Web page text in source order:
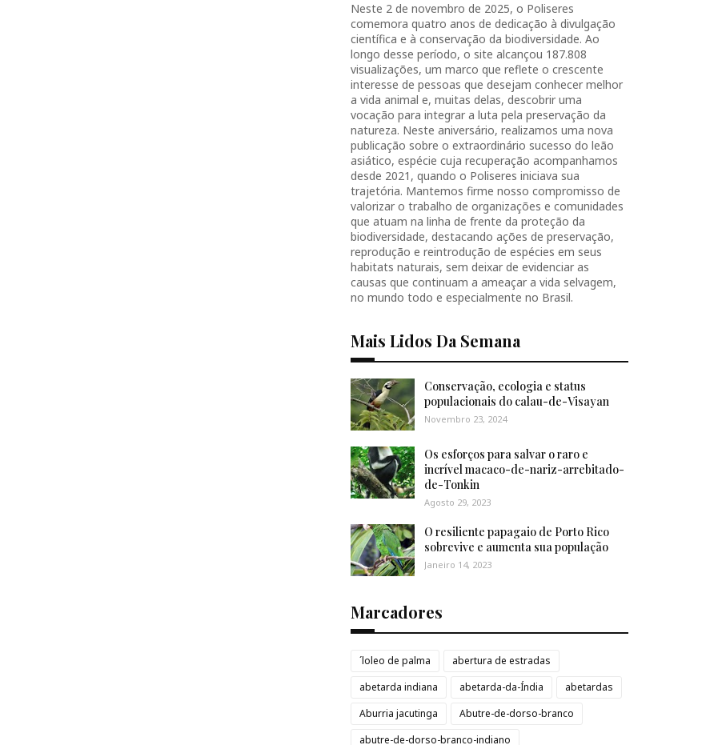
Neste 2 de novembro de 2025, o Poliseres
comemora quatro anos de dedicação à divulgação
científica e à conservação da biodiversidade. Ao
longo desse período, o site alcançou 187.808
visualizações, um marco que reflete o crescente
interesse de pessoas que desejam conhecer melhor
a vida animal e, muitas delas, descobrir uma
vocação para integrar a luta pela preservação da
natureza. Neste aniversário, realizamos uma nova
publicação sobre o extraordinário sucesso do leão
asiático, espécie cuja recuperação acompanhamos
desde 2021, quando o Poliseres iniciava sua
trajetória. Mantemos firme nosso compromisso de
valorizar o trabalho de organizações e comunidades
que atuam na linha de frente da proteção da
biodiversidade, destacando ações de preservação,
reprodução e reintrodução de espécies em seus
habitats naturais, sem deixar de evidenciar as
causas que continuam a ameaçar a vida selvagem,
no mundo todo e especialmente no Brasil.
Mais Lidos Da Semana
Conservação, ecologia e status
populacionais do calau-de-Visayan
Novembro 23, 2024
Os esforços para salvar o raro e
incrível macaco-de-nariz-arrebitado-
de-Tonkin
Agosto 29, 2023
O resiliente papagaio de Porto Rico
sobrevive e aumenta sua população
Janeiro 14, 2023
Marcadores
´loleo de palma
abertura de estradas
abetarda indiana
abetarda-da-Índia
abetardas
Aburria jacutinga
Abutre-de-dorso-branco
abutre-de-dorso-branco-indiano